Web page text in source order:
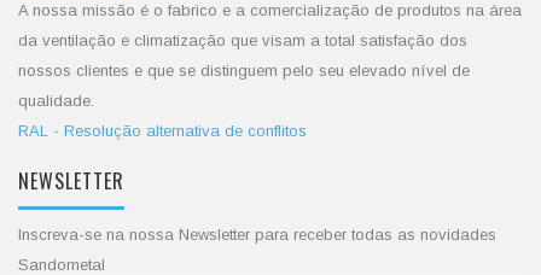
A nossa missão é o fabrico e a comercialização de produtos na área
da ventilação e climatização que visam a total satisfação dos
nossos clientes e que se distinguem pelo seu elevado nível de
qualidade.
RAL - Resolução alternativa de conflitos
NEWSLETTER
Inscreva-se na nossa Newsletter para receber todas as novidades
Sandometal